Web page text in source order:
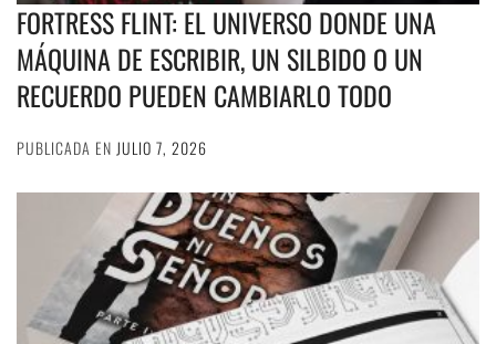
FORTRESS FLINT: EL UNIVERSO DONDE UNA
MÁQUINA DE ESCRIBIR, UN SILBIDO O UN
RECUERDO PUEDEN CAMBIARLO TODO
PUBLICADA EN JULIO 7, 2026